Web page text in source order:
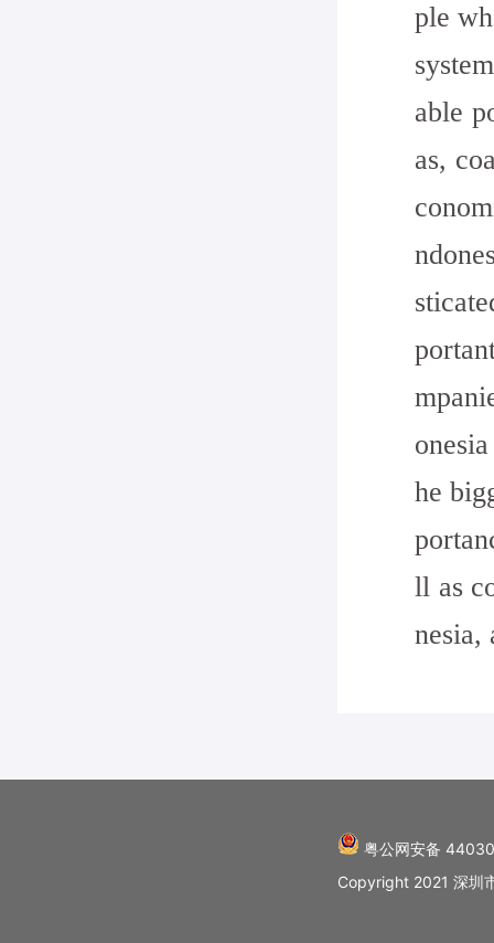
ple
able
as,
he
ll as
nesia,
粤公网安备
Copyright 2021 深圳